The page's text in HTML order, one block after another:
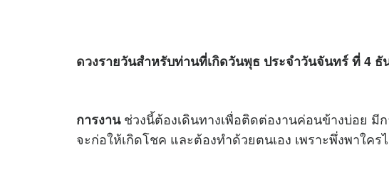
ดวงรายวันสำหรับท่านที่เกิดวันพุธ ประจำวันจันทร์ ที่ 4 ธั
การงานช่วงนี้ต้องเดินทางเพื่อติดต่องานค่อนข้างบ่อย มี
จะก่อให้เกิดโชค และต้องทำด้วยตนเอง เพราะพึ่งพาใคร